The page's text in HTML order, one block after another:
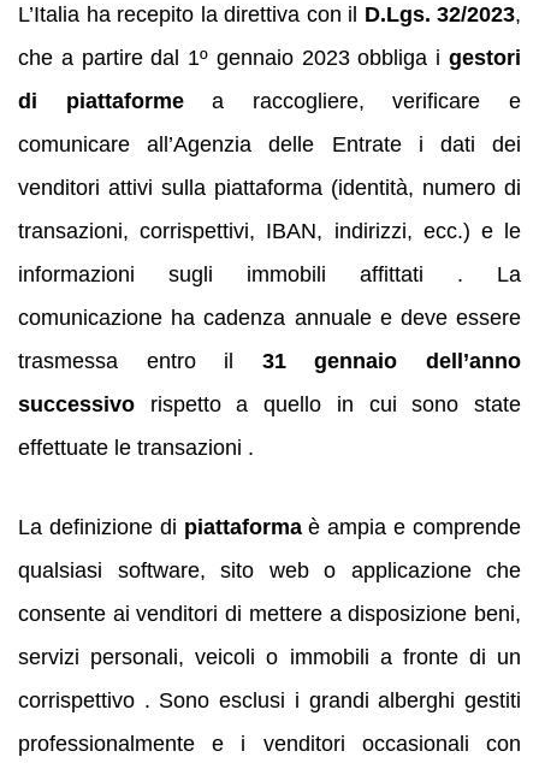
L’Italia ha recepito la direttiva con il D.Lgs. 32/2023,
che a partire dal 1º gennaio 2023 obbliga i gestori
di piattaformea raccogliere, verificare e
comunicare all’Agenzia delle Entrate i dati dei
venditori attivi sulla piattaforma (identità, numero di
transazioni, corrispettivi, IBAN, indirizzi, ecc.) e le
informazioni sugli immobili affittati . La
comunicazione ha cadenza annuale e deve essere
trasmessa entro il 31 gennaio dell’anno
successivo rispetto a quello in cui sono state
effettuate le transazioni .
La definizione di piattaformaè ampia e comprende
qualsiasi software, sito web o applicazione che
consente ai venditori di mettere a disposizione beni,
servizi personali, veicoli o immobili a fronte di un
corrispettivo . Sono esclusi i grandi alberghi gestiti
professionalmente e i venditori occasionali con